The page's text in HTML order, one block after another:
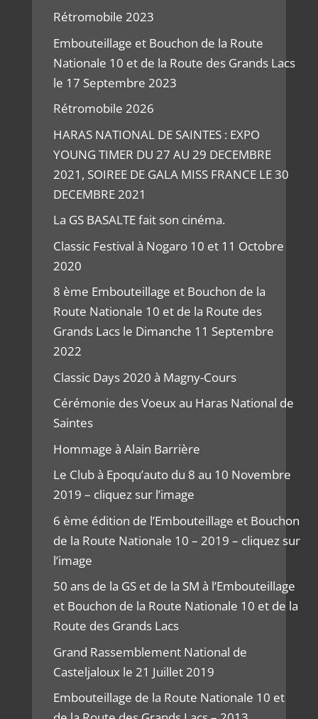
Rétromobile 2023
Embouteillage et Bouchon de la Route
Nationale 10 et de la Route des Grands Lacs
le 17 Septembre 2023
Rétromobile 2026
HARAS NATIONAL DE SAINTES : EXPO
YOUNG TIMER DU 27 AU 29 DECEMBRE
2021, SOIREE DE GALA MISS FRANCE LE 30
DECEMBRE 2021
La GS BASALTE fait son cinéma.
Classic Festival à Nogaro 10 et 11 Octobre
2020
8 ème Embouteillage et Bouchon de la
Route Nationale 10 et de la Route des
Grands Lacs le Dimanche 11 Septembre
2022
Classic Days 2020 à Magny-Cours
Cérémonie des Voeux au Haras National de
Saintes
Hommage à Alain Barrière
Le Club à Epoqu’auto du 8 au 10 Novembre
2019 – cliquez sur l’image
6 ème édition de l’Embouteillage et Bouchon
de la Route Nationale 10 – 2019 – cliquez sur
l’image
50 ans de la GS et de la SM à l’Embouteillage
et Bouchon de la Route Nationale 10 et de la
Route des Grands Lacs
Grand Rassemblement National de
Casteljaloux le 21 Juillet 2019
Embouteillage de la Route Nationale 10 et